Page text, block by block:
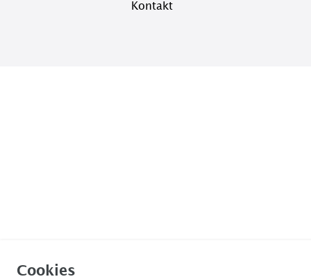
Kontakt
Cookies